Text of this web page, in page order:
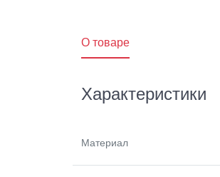
O товаре
Характеристики
Материал